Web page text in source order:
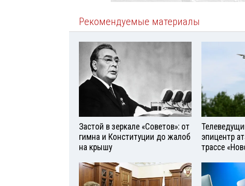
Рекомендуемые материалы
Застой в зеркале «Советов»: от
гимна и Конституции до жалоб
на крышу
эпицентр
трассе